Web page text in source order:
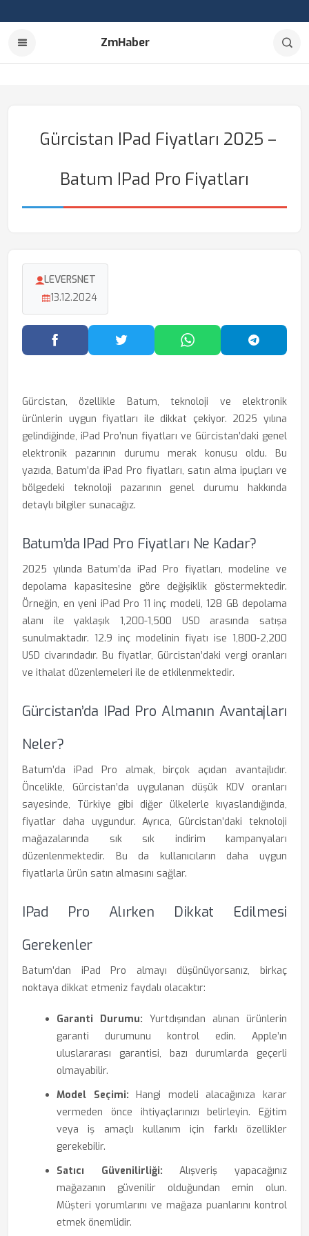
ZmHaber
Gürcistan IPad Fiyatları 2025 –
Batum IPad Pro Fiyatları
LEVERSNET
13.12.2024
Facebook'ta PaylaşTwitter'da PaylaşWhatsApp'ta Paylaş
Gürcistan, özellikle Batum, teknoloji ve elektronik
ürünlerin uygun fiyatları ile dikkat çekiyor. 2025 yılına
gelindiğinde, iPad Pro’nun fiyatları ve Gürcistan’daki genel
elektronik pazarının durumu merak konusu oldu. Bu
yazıda, Batum’da iPad Pro fiyatları, satın alma ipuçları ve
bölgedeki teknoloji pazarının genel durumu hakkında
detaylı bilgiler sunacağız.
Batum’da IPad Pro Fiyatları Ne Kadar?
2025 yılında Batum’da iPad Pro fiyatları, modeline ve
depolama kapasitesine göre değişiklik göstermektedir.
Örneğin, en yeni iPad Pro 11 inç modeli, 128 GB depolama
alanı ile yaklaşık 1,200-1,500 USD arasında satışa
sunulmaktadır. 12.9 inç modelinin fiyatı ise 1,800-2,200
USD civarındadır. Bu fiyatlar, Gürcistan’daki vergi oranları
ve ithalat düzenlemeleri ile de etkilenmektedir.
Gürcistan’da IPad Pro Almanın Avantajları
Neler?
Batum’da iPad Pro almak, birçok açıdan avantajlıdır.
Öncelikle, Gürcistan’da uygulanan düşük KDV oranları
sayesinde, Türkiye gibi diğer ülkelerle kıyaslandığında,
fiyatlar daha uygundur. Ayrıca, Gürcistan’daki teknoloji
mağazalarında sık sık indirim kampanyaları
düzenlenmektedir. Bu da kullanıcıların daha uygun
fiyatlarla ürün satın almasını sağlar.
IPad Pro Alırken Dikkat Edilmesi
Gerekenler
Batum’dan iPad Pro almayı düşünüyorsanız, birkaç
noktaya dikkat etmeniz faydalı olacaktır:
Garanti Durumu: Yurtdışından alınan ürünlerin
garanti durumunu kontrol edin. Apple’ın
uluslararası garantisi, bazı durumlarda geçerli
olmayabilir.
Model Seçimi: Hangi modeli alacağınıza karar
vermeden önce ihtiyaçlarınızı belirleyin. Eğitim
veya iş amaçlı kullanım için farklı özellikler
gerekebilir.
Satıcı Güvenilirliği: Alışveriş yapacağınız
mağazanın güvenilir olduğundan emin olun.
Müşteri yorumlarını ve mağaza puanlarını kontrol
etmek önemlidir.